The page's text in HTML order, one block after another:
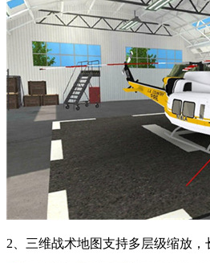
2、三维战术地图支持多层级缩放